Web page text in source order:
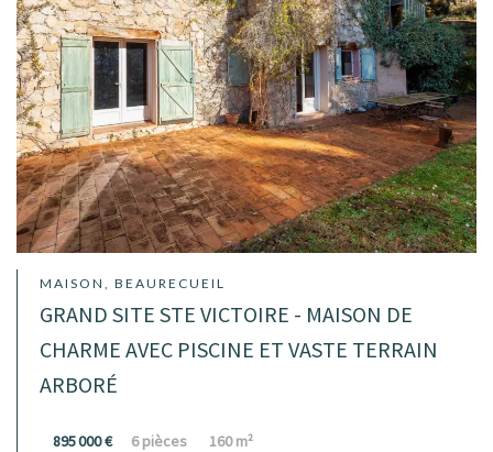
MAISON, BEAURECUEIL
GRAND SITE STE VICTOIRE - MAISON DE
CHARME AVEC PISCINE ET VASTE TERRAIN
ARBORÉ
895 000 € 6 pièces 160 m²